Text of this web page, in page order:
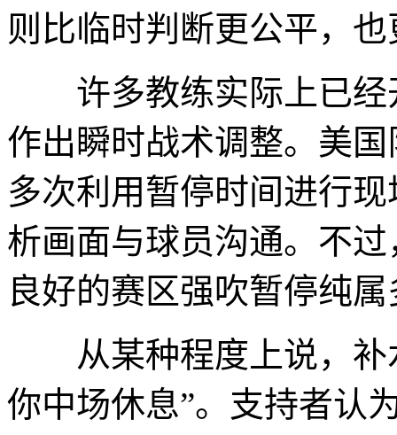
则比临时判断更公平，
许多教练实际上已经
作出瞬时战术调整。美
多次利用暂停时间进行
析画面与球员沟通。不
良好的赛区强吹暂停纯
从某种程度上说，补
你中场休息”。支持者认